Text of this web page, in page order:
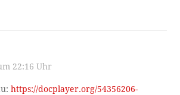
22:16 Uhr
https://docplayer.org/54356206-